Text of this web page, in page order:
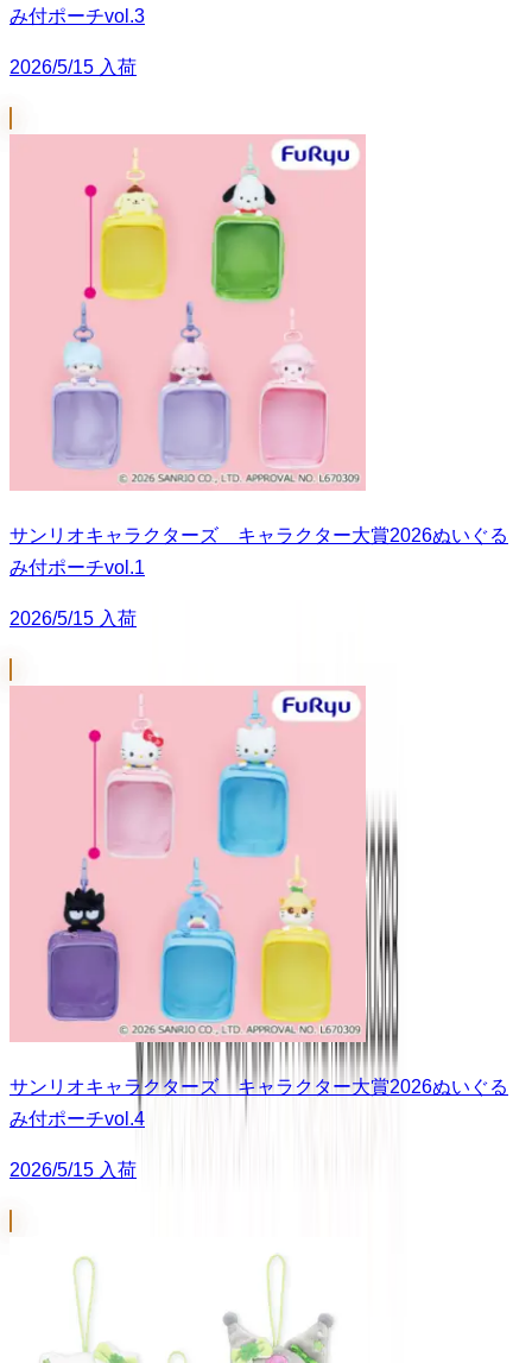
み付ポーチvol.3
2026/5/15 入荷
サンリオキャラクターズ キャラクター大賞2026ぬいぐる
み付ポーチvol.1
2026/5/15 入荷
サンリオキャラクターズ キャラクター大賞2026ぬいぐる
み付ポーチvol.4
2026/5/15 入荷